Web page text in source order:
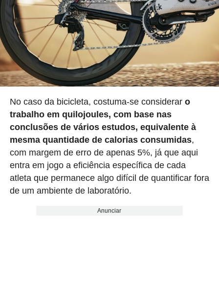
No caso da bicicleta, costuma-se considerar o
trabalho em quilojoules, com base nas
conclusões de vários estudos, equivalente à
mesma quantidade de calorias consumidas,
com margem de erro de apenas 5%, já que aqui
entra em jogo a eficiência específica de cada
atleta que permanece algo difícil de quantificar fora
de um ambiente de laboratório.
Anunciar